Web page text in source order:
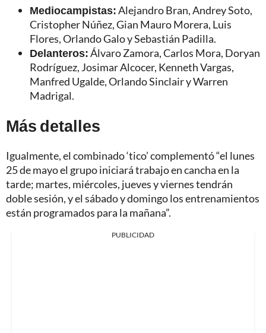
Mediocampistas:Alejandro Bran, Andrey Soto,
Cristopher Núñez, Gian Mauro Morera, Luis
Flores, Orlando Galo y Sebastián Padilla.
Delanteros:Álvaro Zamora, Carlos Mora, Doryan
Rodríguez, Josimar Alcocer, Kenneth Vargas,
Manfred Ugalde, Orlando Sinclair y Warren
Madrigal.
Más detalles
Igualmente, el combinado ‘tico’ complementó “el lunes
25 de mayo el grupo iniciará trabajo en cancha en la
tarde; martes, miércoles, jueves y viernes tendrán
doble sesión, y el sábado y domingo los entrenamientos
están programados para la mañana”.
PUBLICIDAD